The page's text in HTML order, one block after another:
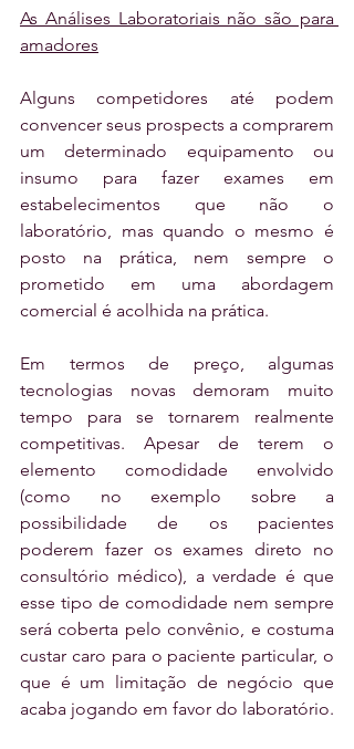
As Análises Laboratoriais não são para
amadores
Alguns competidores até podem
convencer seus prospects a comprarem
um determinado equipamento ou
insumo para fazer exames em
estabelecimentos que não o
laboratório, mas quando o mesmo é
posto na prática, nem sempre o
prometido em uma abordagem
comercial é acolhida na prática.
Em termos de preço, algumas
tecnologias novas demoram muito
tempo para se tornarem realmente
competitivas. Apesar de terem o
elemento comodidade envolvido
(como no exemplo sobre a
possibilidade de os pacientes
poderem fazer os exames direto no
consultório médico), a verdade é que
esse tipo de comodidade nem sempre
será coberta pelo convênio, e costuma
custar caro para o paciente particular, o
que é um limitação de negócio que
acaba jogando em favor do laboratório.